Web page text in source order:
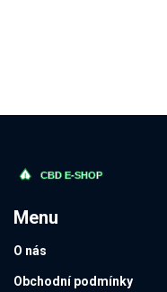
Menu
O nás
Obchodní podmínky